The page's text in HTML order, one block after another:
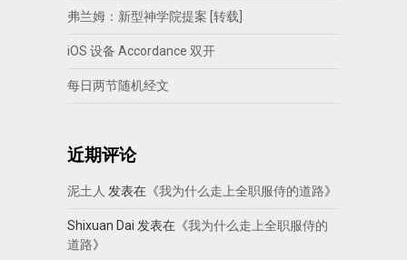
弗兰姆：新型神学院提案 [转载]
iOS 设备 Accordance 双开
每日两节随机经文
近期评论
泥土人 发表在《我为什么走上全职服侍的道路》
Shixuan Dai 发表在《我为什么走上全职服侍的
道路》